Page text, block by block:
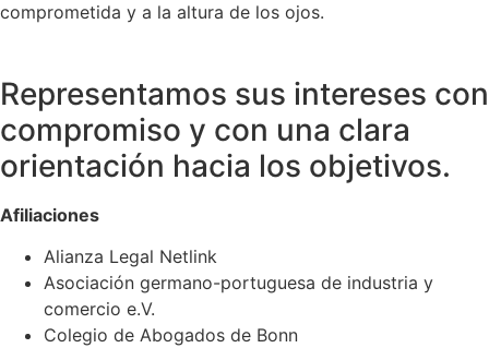
comprometida y a la altura de los ojos.
Representamos sus intereses con
compromiso y con una clara
orientación hacia los objetivos.
Afiliaciones
Alianza Legal Netlink
Asociación germano-portuguesa de industria y
comercio e.V.
Colegio de Abogados de Bonn